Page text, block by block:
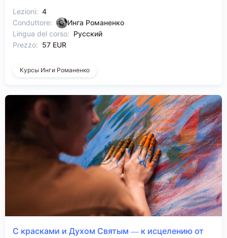
Lezioni: 4
Conduttore:
Инга Романенко
Lingua del corso: Русский
Prezzo: 57 EUR
Курсы Инги Романенко
С красками и Духом Святым — к исцелению от